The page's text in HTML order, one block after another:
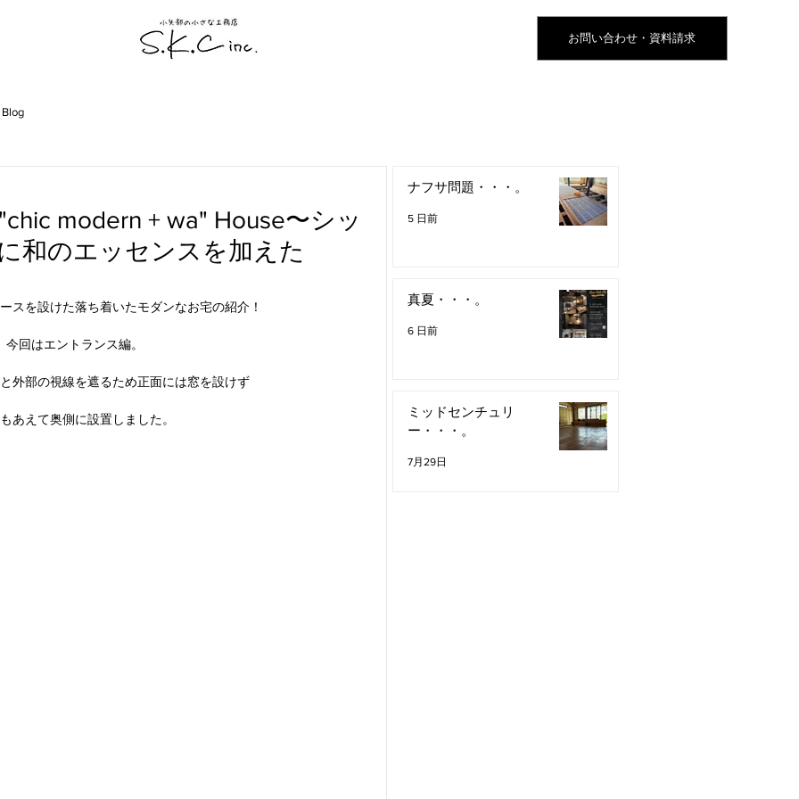
お問い合わせ・資料請求
modern + wa" House〜シッ
和のエッセンスを加えた
スを設けた落ち着いたモダンなお宅の紹介！
今回はエントランス編。
外部の視線を遮るため正面には窓を設けず
あえて奥側に設置しました。
ナフサ問題・・・。
5 日前
真夏・・・。
6 日前
ミッドセンチュリ
ー・・・。
7月29日